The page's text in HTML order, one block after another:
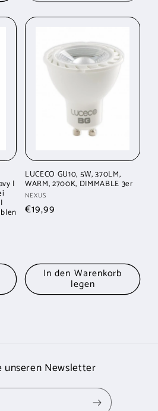
|
LUCECO GU10, 5W, 370LM,
WARM, 2700K, DIMMABLE 3er
Anbieter:
NEXUS
Normaler
€19,99
In den Warenkorb
legen
unseren Newsletter